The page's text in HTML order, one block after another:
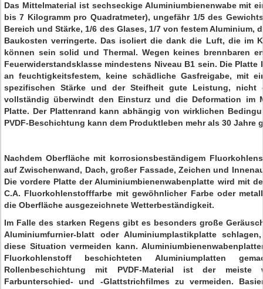
Das Mittelmaterial ist sechseckige Aluminiumbienenwabe mit
bis 7 Kilogramm pro Quadratmeter), ungefähr 1/5 des
Bereich und Stärke, 1/6 des Glases, 1/7 von festem Aluminium,
Baukosten verringerte. Das isoliert die dank die Luft, die im
können sein solid und Thermal. Wegen keines brennbaren
Feuerwiderstandsklasse mindestens Niveau B1 sein. Die
an feuchtigkeitsfestem, keine schädliche Gasfreigabe, mit
spezifischen Stärke und der Steifheit gute Leistung, nicht
vollständig überwindt den Einsturz und die Deformation im
Platte. Der Plattenrand kann abhängig von wirklichen
PVDF-Beschichtung kann dem Produktleben mehr als 30 Jahre
Nachdem Oberfläche mit korrosionsbeständigem
auf Zwischenwand, Dach, großer Fassade, Zeichen und
Die vordere Platte der Aluminiumbienenwabenplatte wird mit
C.A. Fluorkohlenstofffarbe mit gewöhnlicher Farbe oder
die Oberfläche ausgezeichnete Wetterbeständigkeit.
Im Falle des starken Regens gibt es besonders große
Aluminiumfurnier-blatt oder Aluminiumplastikplatte
diese Situation vermeiden kann.
Fluorkohlenstoff beschichteten Aluminiumplatten
Rollenbeschichtung mit PVDF-Material ist der
Farbunterschied- und -Glattstrichfilmes zu vermeiden.